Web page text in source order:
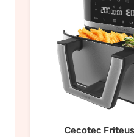
Cecotec